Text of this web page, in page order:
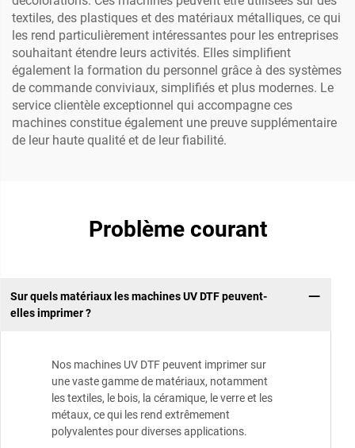
textiles, des plastiques et des matériaux métalliques, ce qui
les rend particulièrement intéressantes pour les entreprises
souhaitant étendre leurs activités. Elles simplifient
également la formation du personnel grâce à des systèmes
de commande conviviaux, simplifiés et plus modernes. Le
service clientèle exceptionnel qui accompagne ces
machines constitue également une preuve supplémentaire
de leur haute qualité et de leur fiabilité.
Problème courant
Sur quels matériaux les machines UV DTF peuvent-
elles imprimer ?
Nos machines UV DTF peuvent imprimer sur
une vaste gamme de matériaux, notamment
les textiles, le bois, la céramique, le verre et les
métaux, ce qui les rend extrêmement
polyvalentes pour diverses applications.